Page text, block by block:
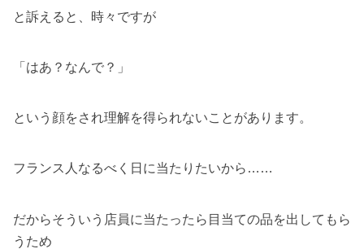
と訴えると、時々ですが
「はあ？なんで？」
という顔をされ理解を得られないことがあります。
フランス人なるべく日に当たりたいから……
だからそういう店員に当たったら目当ての品を出してもら
うため